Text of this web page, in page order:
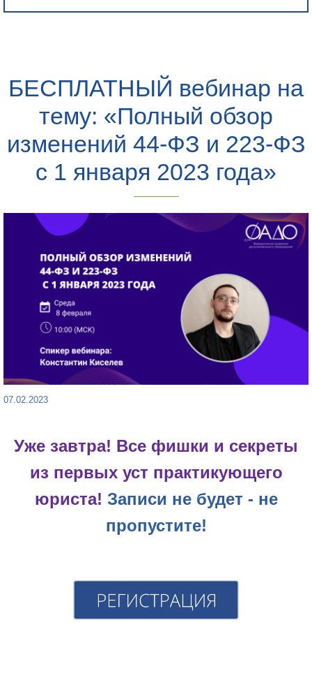
БЕСПЛАТНЫЙ вебинар на
тему: «Полный обзор
изменений 44-ФЗ и 223-ФЗ
с 1 января 2023 года»
07.02.2023
Уже завтра! Все фишки и секреты
из первых уст практикующего
юриста! Записи не будет - не
пропустите!